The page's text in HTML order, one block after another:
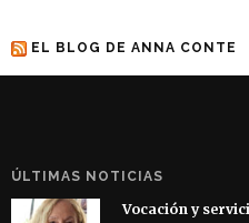
EL BLOG DE ANNA CONTE
ÚLTIMAS NOTICIAS
Vocación y